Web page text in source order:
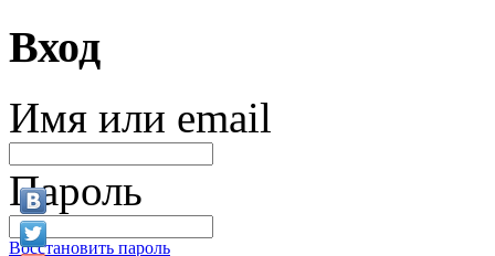
Вход
Имя или email
Пароль
Восстановить пароль